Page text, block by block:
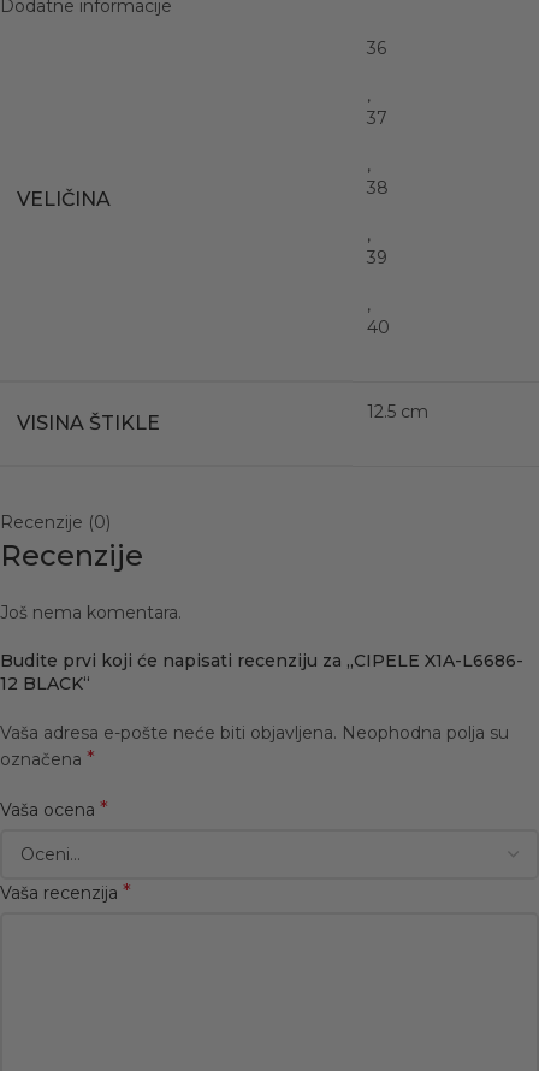
Dodatne informacije
VELIČINA
36
,
37
,
38
,
39
,
40
VISINA ŠTIKLE 12.5 cm
Recenzije (0)
Recenzije
Još nema komentara.
Budite prvi koji će napisati recenziju za „CIPELE X1A-L6686-
12 BLACK“
Vaša adresa e-pošte neće biti objavljena. Neophodna polja su
označena *
Vaša ocena *
Vaša recenzija *